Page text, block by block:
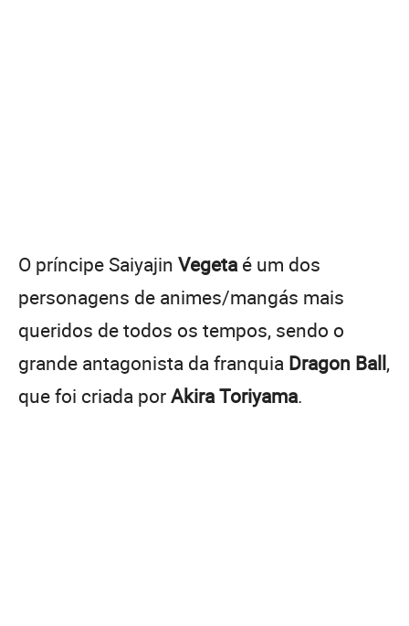
O príncipe Saiyajin Vegeta é um dos
personagens de animes/mangás mais
queridos de todos os tempos, sendo o
grande antagonista da franquia Dragon Ball,
que foi criada porAkira Toriyama.